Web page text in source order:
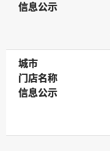
信息公示
信息公示
城市
城市
门店名称
门店名称
信息公示
信息公示